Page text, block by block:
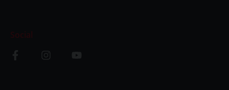
Social